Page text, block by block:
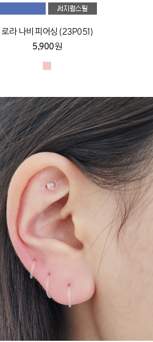
로라 나비 피어싱 (23P051)
5,900원